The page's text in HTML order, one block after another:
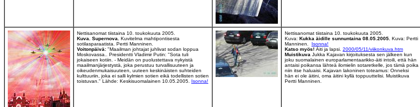
Nettisanomat tiistaina 10. toukokuuta 2005.
Kuva. Supernova.
Kuvitelma mahtipontisesta
sotilasparaatista. Pertti Manninen.
Voitonpäivä: "Maailman johtajat juhlivat sodan loppua
Moskovassa.. Presidentti Vladimir Putin: "Sota tuli
jokaiseen kotiin. - Meidän on puolustettava nykyistä
maailmanjärjestystä, joka perustuu turvallisuuteen ja
oikeudenmukaisuuteen, uuteen keskinäisten suhteiden
kulttuuriin, joka ei salli kylmien sotien eikä todellisten sotien
toistuvan." Lähde: Keskisuomalainen 10.05.2005. Isonna!
Nettisanomat tiistaina 10. toukokuuta 2005.
Kuva: Kukka äidille sunnuntaina 08.05.2005. Kuva: Pertti
Manninen. Isonna!
Katso myös! Äiti ja lapsi. 2000/05/11/viikonkuva.htm
Muistikuva Jukka Kajavan kirjoituksesta sen jälkeen kun
joku suomalainen europarlamentaarikko-äiti intoili, että hän
antaisi poikansa lähteä ilomielin sotaretkelle, jos tämä poika
niin itse haluaisi. Kajavan lakoninen toteamus: Onneksi
hän ei ole äitini, oma äitini kyllä toppuuttelisi. Muistikuva
Pertti Manninen.